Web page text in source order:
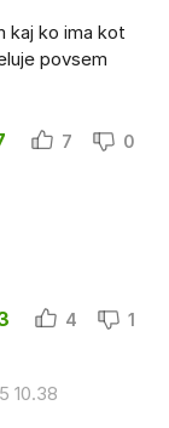
kaj ko ima kot
povsem
7 0
4 1
10.38